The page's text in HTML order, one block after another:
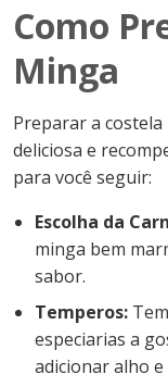
Como
Minga
Preparar a
deliciosa e
para você seguir:
Escolha da
minga bem
sabor.
Temperos:
especiarias a
adicionar alho